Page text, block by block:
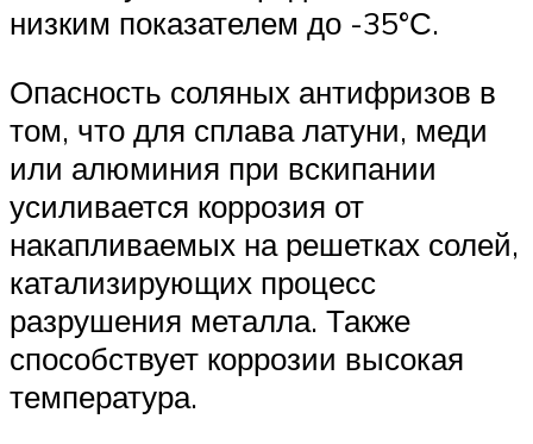
низким показателем до -35°С.
Опасность соляных антифризов в
том, что для сплава латуни, меди
или алюминия при вскипании
усиливается коррозия от
накапливаемых на решетках солей,
катализирующих процесс
разрушения металла. Также
способствует коррозии высокая
температура.